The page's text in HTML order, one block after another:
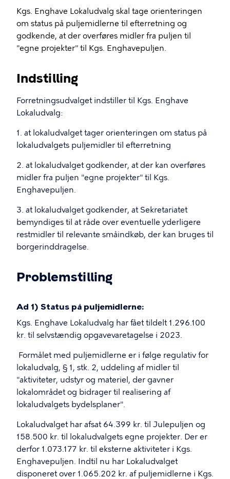
Kgs. Enghave Lokaludvalg skal tage orienteringen
om status på puljemidlerne til efterretning og
godkende, at der overføres midler fra puljen til
"egne projekter" til Kgs. Enghavepuljen.
Indstilling
Forretningsudvalget indstiller til Kgs. Enghave
Lokaludvalg:
1. at lokaludvalget tager orienteringen om status på
lokaludvalgets puljemidler til efterretning
2. at lokaludvalget godkender, at der kan overføres
midler fra puljen "egne projekter" til Kgs.
Enghavepuljen.
3. at lokaludvalget godkender, at Sekretariatet
bemyndiges til at råde over eventuelle yderligere
restmidler til relevante småindkøb, der kan bruges til
borgerinddragelse.
Problemstilling
Ad 1) Status på puljemidlerne:
Kgs. Enghave Lokaludvalg har fået tildelt 1.296.100
kr. til selvstændig opgavevaretagelse i 2023.
Formålet med puljemidlerne er i følge regulativ for
lokaludvalg, § 1, stk. 2, uddeling af midler til
"aktiviteter, udstyr og materiel, der gavner
lokalområdet og bidrager til realisering af
lokaludvalgets bydelsplaner".
Lokaludvalget har afsat 64.399 kr. til Julepuljen og
158.500 kr. til lokaludvalgets egne projekter. Der er
derfor 1.073.177 kr. til eksterne aktiviteter i Kgs.
Enghavepuljen. Indtil nu har Lokaludvalget
disponeret over 1.065.202 kr. af puljemidlerne i Kgs.